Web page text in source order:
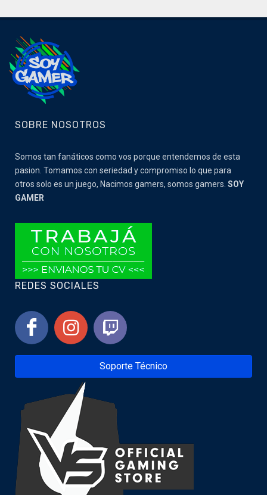
SOBRE NOSOTROS
Somos tan fanáticos como vos porque entendemos de esta
pasion. Tomamos con seriedad y compromiso lo que para
otros solo es un juego, Nacimos gamers, somos gamers. SOY
GAMER
REDES SOCIALES
Soporte Técnico